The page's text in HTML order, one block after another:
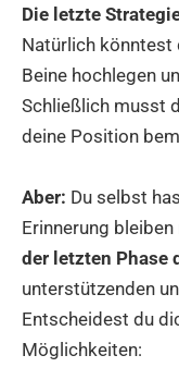
Die letzte
Natürlich könntest
Beine hochlegen
Schließlich musst
deine Position
Aber: Du selbst
Erinnerung
der letzten Phase
unterstützenden
Entscheidest du
Möglichkeiten: